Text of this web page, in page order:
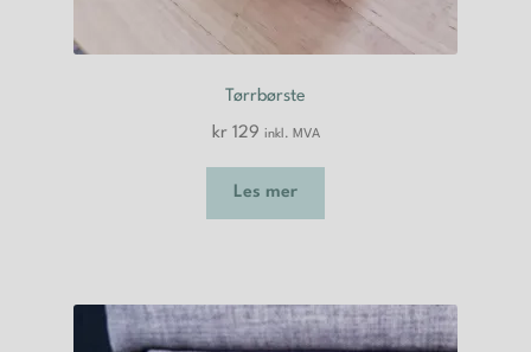
Tørrbørste
kr129 inkl. MVA
Les mer